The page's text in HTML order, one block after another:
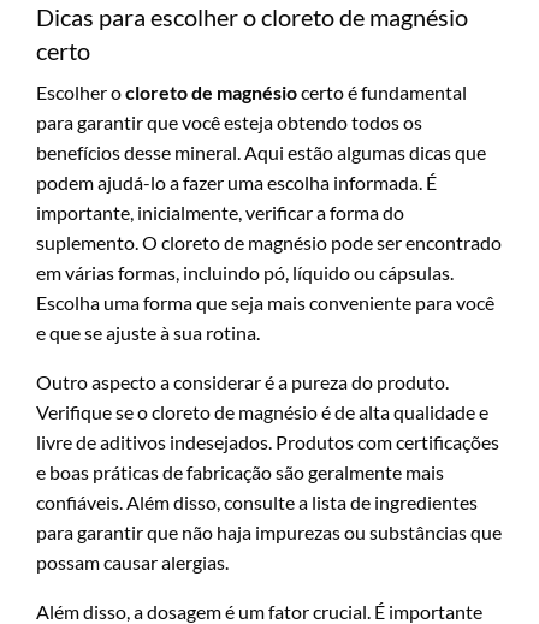
Dicas para escolher o cloreto de magnésio
certo
Escolher ocloreto de magnésiocerto é fundamental
para garantir que você esteja obtendo todos os
benefícios desse mineral. Aqui estão algumas dicas que
podem ajudá-lo a fazer uma escolha informada. É
importante, inicialmente, verificar a forma do
suplemento. O cloreto de magnésio pode ser encontrado
em várias formas, incluindo pó, líquido ou cápsulas.
Escolha uma forma que seja mais conveniente para você
e que se ajuste à sua rotina.
Outro aspecto a considerar é a pureza do produto.
Verifique se o cloreto de magnésio é de alta qualidade e
livre de aditivos indesejados. Produtos com certificações
e boas práticas de fabricação são geralmente mais
confiáveis. Além disso, consulte a lista de ingredientes
para garantir que não haja impurezas ou substâncias que
possam causar alergias.
Além disso, a dosagem é um fator crucial. É importante